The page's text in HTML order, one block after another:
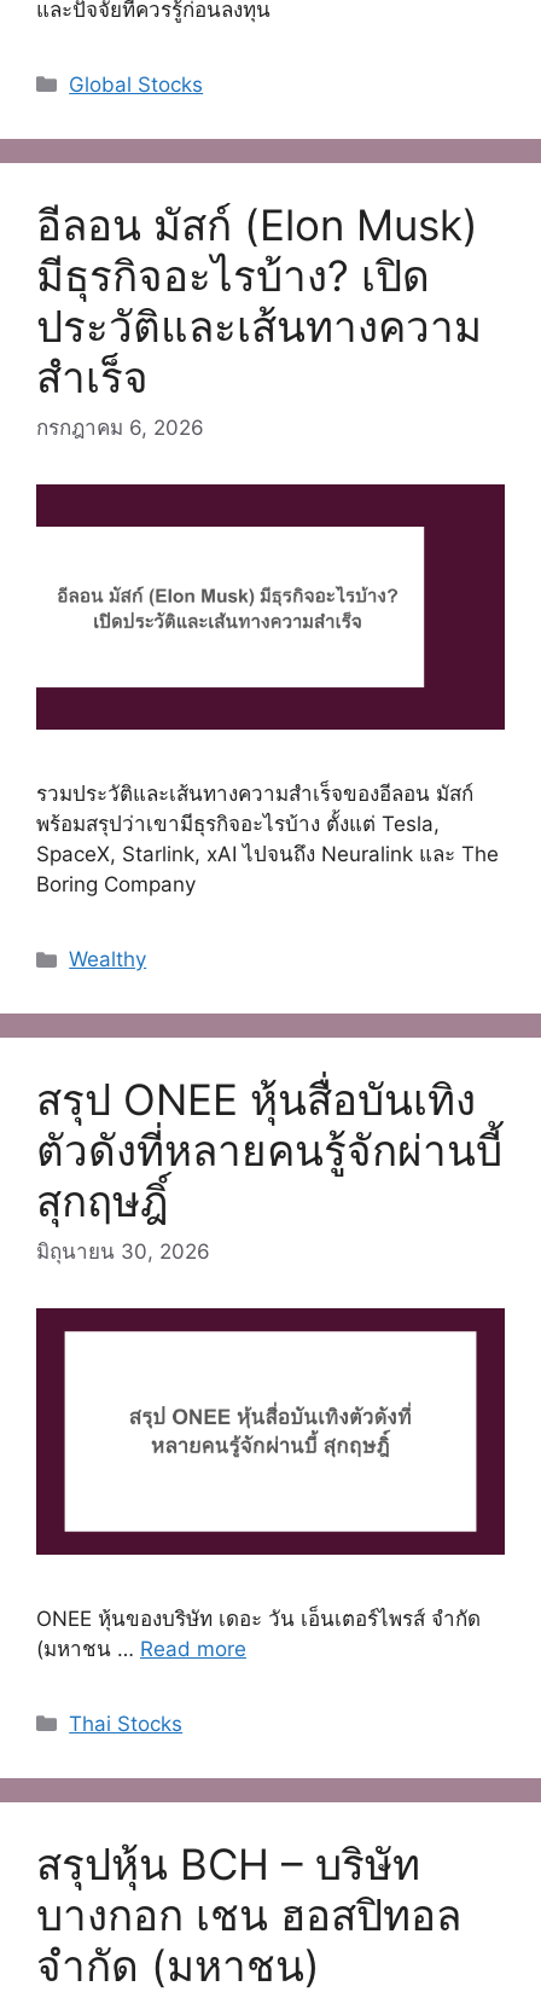
และปัจจัยที่ควรรู้ก่อนลงทุน
Categories
Global Stocks
อีลอน มัสก์ (Elon Musk)
มีธุรกิจอะไรบ้าง? เปิด
ประวัติและเส้นทางความ
สำเร็จ
กรกฎาคม 6, 2026
รวมประวัติและเส้นทางความสำเร็จของอีลอน มัสก์
พร้อมสรุปว่าเขามีธุรกิจอะไรบ้าง ตั้งแต่ Tesla,
SpaceX, Starlink, xAI ไปจนถึง Neuralink และ The
Boring Company
Categories
Wealthy
สรุป ONEE หุ้นสื่อบันเทิง
ตัวดังที่หลายคนรู้จักผ่านบี้
สุกฤษฎิ์
มิถุนายน 30, 2026
ONEE หุ้นของบริษัท เดอะ วัน เอ็นเตอร์ไพรส์ จำกัด
(มหาชน … Read more
Categories
Thai Stocks
สรุปหุ้น BCH – บริษัท
บางกอก เชน ฮอสปิทอล
จำกัด (มหาชน)